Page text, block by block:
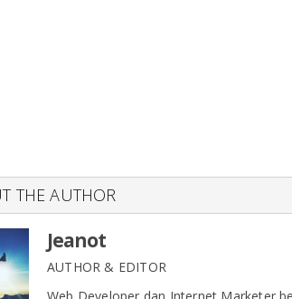
THE AUTHOR
Jeanot
AUTHOR & EDITOR